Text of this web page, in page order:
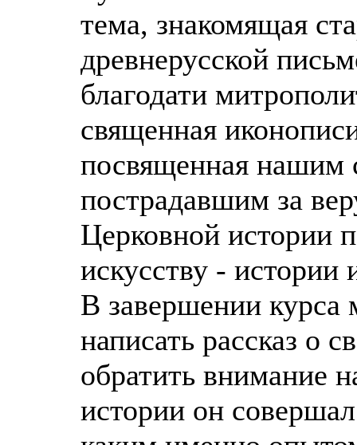
тема, знакомящая
древнерусской
благодати
священная
посвященная нашим
пострадавшим за
Церковной истории
искусству - истории
В завершении
написать рассказ о
обратить внимание
истории он